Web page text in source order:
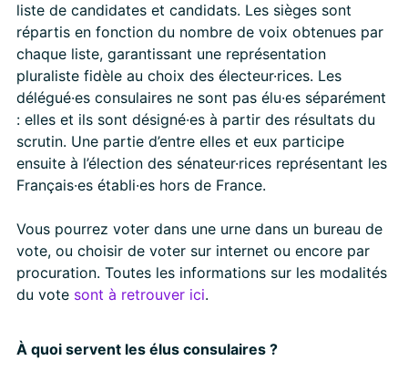
liste de candidates et candidats. Les sièges sont
répartis en fonction du nombre de voix obtenues par
chaque liste, garantissant une représentation
pluraliste fidèle au choix des électeur·rices. Les
délégué·es consulaires ne sont pas élu·es séparément
: elles et ils sont désigné·es à partir des résultats du
scrutin. Une partie d’entre elles et eux participe
ensuite à l’élection des sénateur·rices représentant les
Français·es établi·es hors de France.
Vous pourrez voter dans une urne dans un bureau de
vote, ou choisir de voter sur internet ou encore par
procuration. Toutes les informations sur les modalités
du vote sont à retrouver ici.
À quoi servent les élus consulaires ?